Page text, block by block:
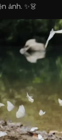
ảnh. ✨👗